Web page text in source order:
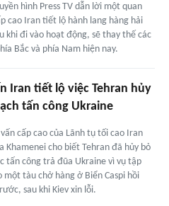
hình Press TV dẫn lời một quan
cao Iran tiết lộ hành lang hàng hải
khi đi vào hoạt động, sẽ thay thế các
Bắc và phía Nam hiện nay.
Iran tiết lộ việc Tehran hủy
tấn công Ukraine
cấp cao của Lãnh tụ tối cao Iran
Khamenei cho biết Tehran đã hủy bỏ
tấn công trả đũa Ukraine vì vụ tập
một tàu chở hàng ở Biển Caspi hồi
sau khi Kiev xin lỗi.